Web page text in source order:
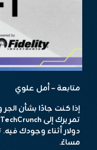
متابعة – أمل علوي
تمريرك إلىTechCrunch جميع المرحلة
مساءً.